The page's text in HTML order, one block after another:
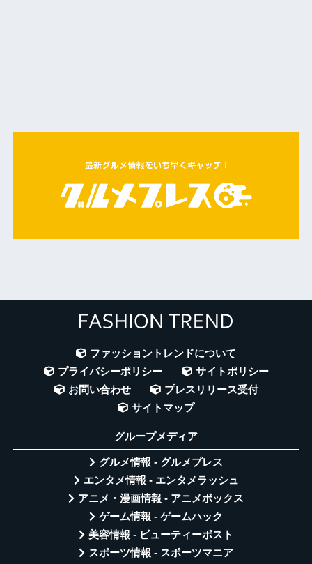
ファッショントレンドについて
プライバシーポリシー
サイトポリシー
お問い合わせ
プレスリリース受付
サイトマップ
グループメディア
グルメ情報 - グルメプレス
エンタメ情報 - エンタメラッシュ
アニメ・漫画情報 - アニメボックス
ゲーム情報 - ゲームハック
美容情報 - ビューティーポスト
スポーツ情報 - スポーツマニア